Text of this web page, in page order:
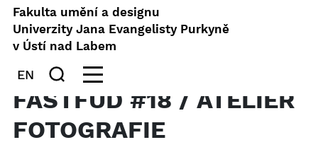
Fakulta umění a designu
Univerzity Jana Evangelisty Purkyně
v Ústí nad Labem
EN
FASTFUD #18 / ATELIÉR
FOTOGRAFIE